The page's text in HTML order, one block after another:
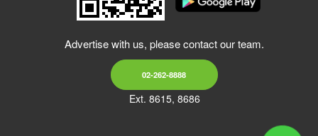
Advertise with us, please contact our team.
02-262-8888
Ext. 8615, 8686